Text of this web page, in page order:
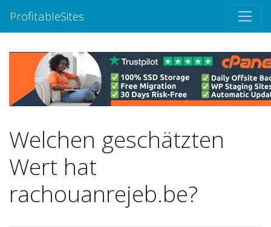
ProfitableSites
Welchen geschätzten
Wert hat
rachouanrejeb.be?